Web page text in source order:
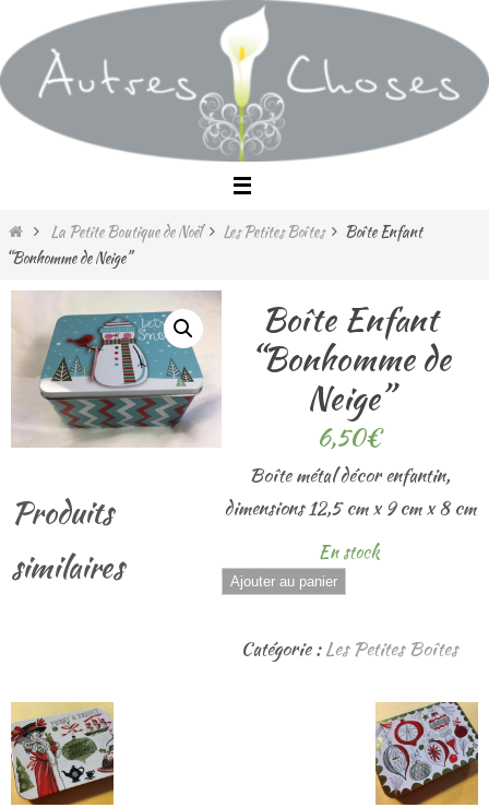
vers
le
contenu
HomeLa Petite Boutique de Noël Les Petites Boîtes
Boîte Enfant
“Bonhomme de Neige”
Boîte Enfant
“Bonhomme de
Neige”
6,50€
Boîte métal décor enfantin,
dimensions 12,5 cm x 9 cm x 8 cm
En stock
quantité
Boîte
Ajouter au panier
Catégorie :Les Petites Boîtes
Produits
similaires